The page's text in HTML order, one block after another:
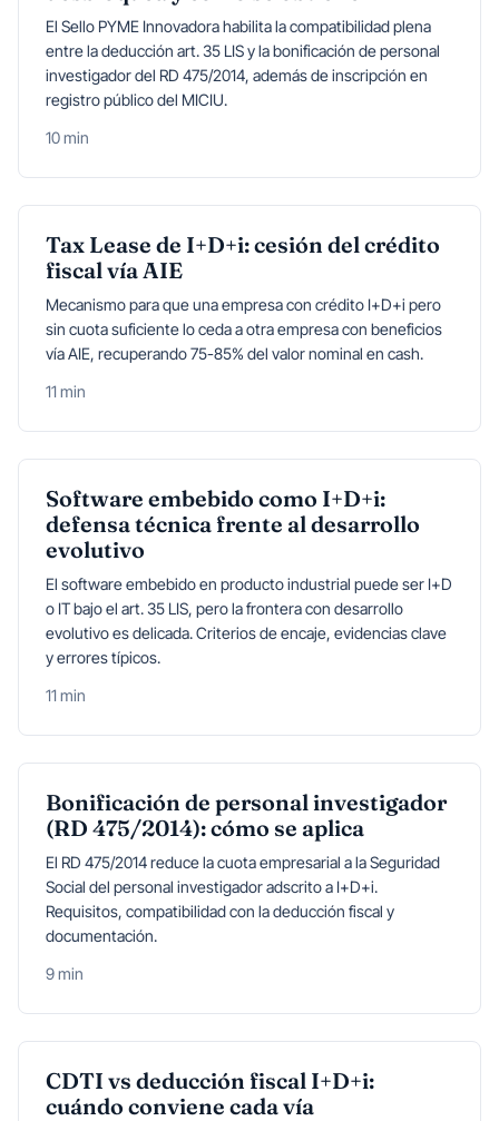
El Sello PYME Innovadora habilita la compatibilidad plena
entre la deducción art. 35 LIS y la bonificación de personal
investigador del RD 475/2014, además de inscripción en
registro público del MICIU.
10 min
Tax Lease de I+D+i: cesión del crédito
fiscal vía AIE
Mecanismo para que una empresa con crédito I+D+i pero
sin cuota suficiente lo ceda a otra empresa con beneficios
vía AIE, recuperando 75-85% del valor nominal en cash.
11 min
Software embebido como I+D+i:
defensa técnica frente al desarrollo
evolutivo
El software embebido en producto industrial puede ser I+D
o IT bajo el art. 35 LIS, pero la frontera con desarrollo
evolutivo es delicada. Criterios de encaje, evidencias clave
y errores típicos.
11 min
Bonificación de personal investigador
(RD 475/2014): cómo se aplica
El RD 475/2014 reduce la cuota empresarial a la Seguridad
Social del personal investigador adscrito a I+D+i.
Requisitos, compatibilidad con la deducción fiscal y
documentación.
9 min
CDTI vs deducción fiscal I+D+i:
cuándo conviene cada vía